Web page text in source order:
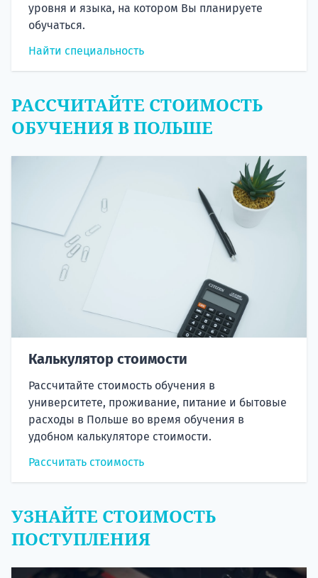
уровня и языка, на котором Вы планируете
обучаться.
Найти специальность
РАССЧИТАЙТЕ СТОИМОСТЬ
ОБУЧЕНИЯ В ПОЛЬШЕ
Калькулятор стоимости
Рассчитайте стоимость обучения в
университете, проживание, питание и бытовые
расходы в Польше во время обучения в
удобном калькуляторе стоимости.
Рассчитать стоимость
УЗНАЙТЕ СТОИМОСТЬ
ПОСТУПЛЕНИЯ